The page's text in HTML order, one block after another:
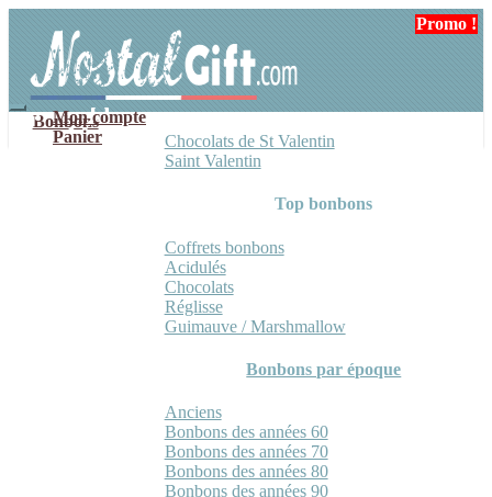
navigation
contenu
Mon compte
Panier
Bonbons
Chocolats de St Valentin
Saint Valentin
Top bonbons
Coffrets bonbons
Acidulés
Chocolats
Réglisse
Guimauve / Marshmallow
Bonbons par époque
Anciens
Bonbons des années 60
Bonbons des années 70
Bonbons des années 80
Bonbons des années 90
Promo !
Promo !